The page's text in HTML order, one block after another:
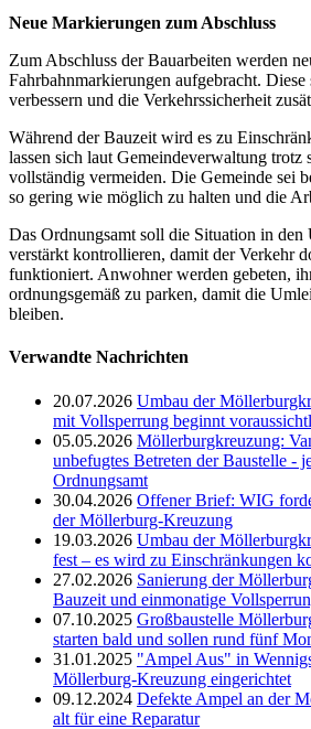
Neue Markierungen zum Abschluss
Zum Abschluss der Bauarbeiten werden
Fahrbahnmarkierungen aufgebracht.
verbessern und die Verkehrssicherheit
Während der Bauzeit wird es zu
lassen sich laut Gemeindeverwaltung trotz
vollständig vermeiden. Die Gemeinde sei
so gering wie möglich zu halten und die
Das Ordnungsamt soll die Situation in den
verstärkt kontrollieren, damit der Verkehr
funktioniert. Anwohner werden gebeten,
ordnungsgemäß zu parken, damit die
bleiben.
Verwandte Nachrichten
20.07.2026 Umbau der
mit Vollsperrung beginnt
05.05.2026 Möllerburgkreuzung:
unbefugtes Betreten der Baustelle -
Ordnungsamt
30.04.2026 Offener Brief: WIG
der Möllerburg-Kreuzung
19.03.2026 Umbau der
fest – es wird zu Einschränkungen
27.02.2026 Sanierung der
Bauzeit und einmonatige
07.10.2025 Großbaustelle
starten bald und sollen rund fünf
31.01.2025 "Ampel Aus" in
Möllerburg-Kreuzung eingerichtet
09.12.2024 Defekte Ampel an der
alt für eine Reparatur